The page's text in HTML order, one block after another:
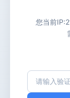
您当前IP: